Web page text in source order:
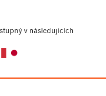
v následujících